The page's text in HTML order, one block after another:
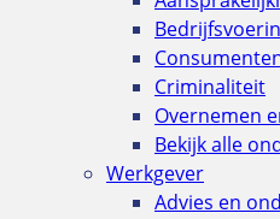
Criminaliteit
Overnemen
Bekijk alle
Werkgever
Advies en